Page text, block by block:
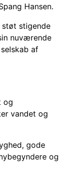
Hansen.
støt stigende
nuværende
af
og
vandet og
gode
og